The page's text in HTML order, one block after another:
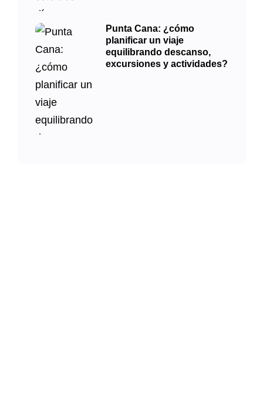
Punta Cana: ¿cómo
planificar un viaje
equilibrando descanso,
excursiones y actividades?